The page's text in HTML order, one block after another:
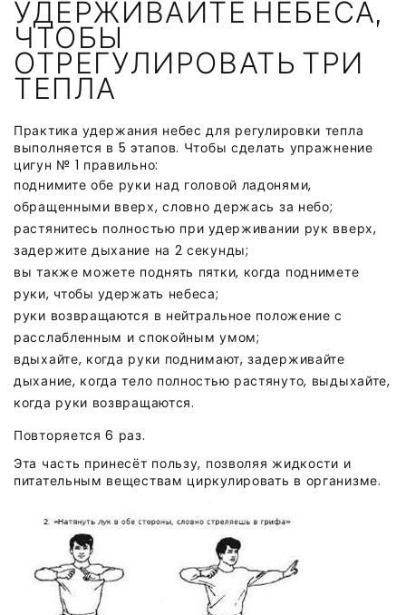
УДЕРЖИВАЙТЕ НЕБЕСА,
ЧТОБЫ
ОТРЕГУЛИРОВАТЬ ТРИ
ТЕПЛА
Практика удержания небес для регулировки тепла
выполняется в 5 этапов. Чтобы сделать упражнение
цигун № 1 правильно:
поднимите обе руки над головой ладонями,
обращенными вверх, словно держась за небо;
растянитесь полностью при удерживании рук вверх,
задержите дыхание на 2 секунды;
вы также можете поднять пятки, когда поднимете
руки, чтобы удержать небеса;
руки возвращаются в нейтральное положение с
расслабленным и спокойным умом;
вдыхайте, когда руки поднимают, задерживайте
дыхание, когда тело полностью растянуто, выдыхайте,
когда руки возвращаются.
Повторяется 6 раз.
Эта часть принесёт пользу, позволяя жидкости и
питательным веществам циркулировать в организме.